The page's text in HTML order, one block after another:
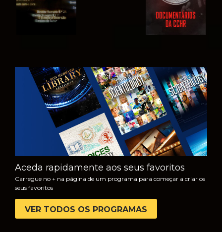
VER
EXPLORAR A
SÉRIE
Aceda rapidamente aos seus favoritos
Carregue no + na página de um programa para começar a criar os
seus favoritos
VER TODOS OS PROGRAMAS